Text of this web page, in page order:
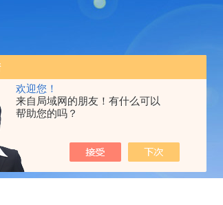
欢迎您！
来自局域网的朋友！有什么可以
帮助您的吗？